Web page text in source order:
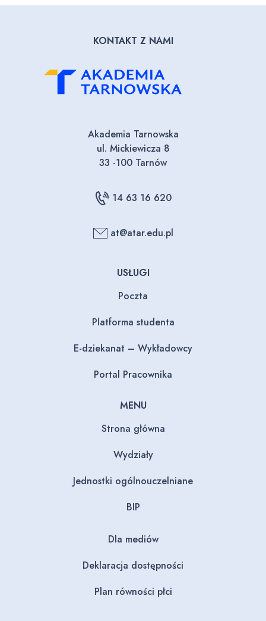
KONTAKT Z NAMI
Akademia Tarnowska
ul. Mickiewicza 8
33 -100 Tarnów
14 63 16 620
at@atar.edu.pl
USŁUGI
Poczta
Platforma studenta
E-dziekanat – Wykładowcy
Portal Pracownika
MENU
Strona główna
Wydziały
Jednostki ogólnouczelniane
BIP
Dla mediów
Deklaracja dostępności
Plan równości płci